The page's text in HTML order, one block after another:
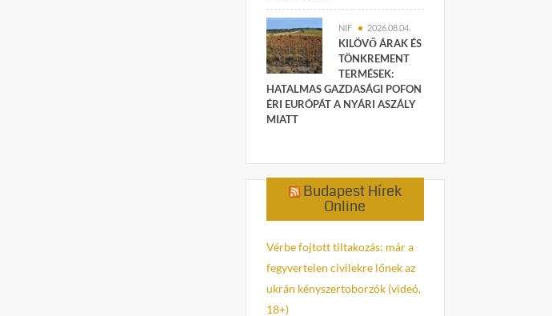
NIF 2026.08.04.
KILÖVŐ ÁRAK ÉS
TÖNKREMENT
TERMÉSEK:
HATALMAS GAZDASÁGI POFON
ÉRI EURÓPÁT A NYÁRI ASZÁLY
MIATT
Budapest Hírek
Online
Vérbe fojtott tiltakozás: már a
fegyvertelen civilekre lőnek az
ukrán kényszertoborzók (videó,
18+)